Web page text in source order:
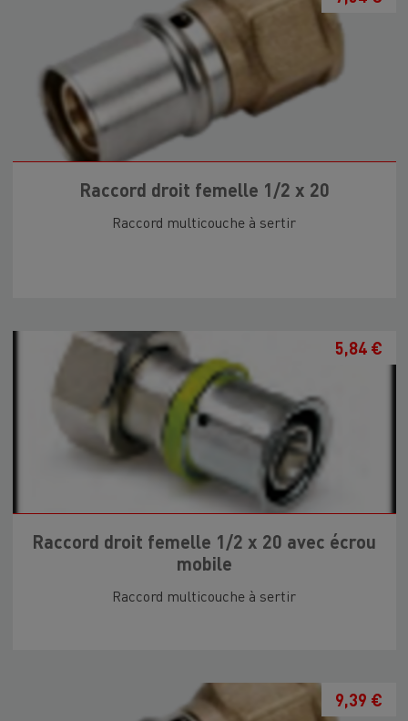
Raccord droit femelle 1/2 x 20
Raccord multicouche à sertir
5,84 €
Raccord droit femelle 1/2 x 20 avec écrou
mobile
Raccord multicouche à sertir
9,39 €